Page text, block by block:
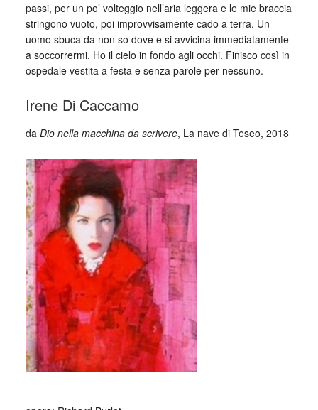
passi, per un po’ volteggio nell’aria leggera e le mie braccia
stringono vuoto, poi improvvisamente cado a terra. Un
uomo sbuca da non so dove e si avvicina immediatamente
a soccorrermi. Ho il cielo in fondo agli occhi. Finisco così in
ospedale vestita a festa e senza parole per nessuno.
Irene Di Caccamo
da Dio nella macchina da scrivere, La nave di Teseo, 2018